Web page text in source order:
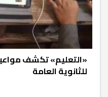
«التعليم» تكشف
للثانوية العامة